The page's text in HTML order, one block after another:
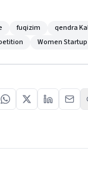
fuqizim
qendra
Women